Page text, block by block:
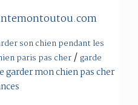
son chien pendant les
paris pas cher/ garde
garder mon chien pas cher